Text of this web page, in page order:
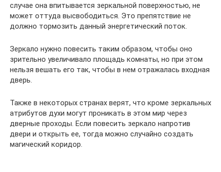
случае она впитывается зеркальной поверхностью, не
может оттуда высвободиться. Это препятствие не
должно тормозить данный энергетический поток.
Зеркало нужно повесить таким образом, чтобы оно
зрительно увеличивало площадь комнаты, но при этом
нельзя вешать его так, чтобы в нем отражалась входная
дверь.
Также в некоторых странах верят, что кроме зеркальных
атрибутов духи могут проникать в этом мир через
дверные проходы. Если повесить зеркало напротив
двери и открыть ее, тогда можно случайно создать
магический коридор.